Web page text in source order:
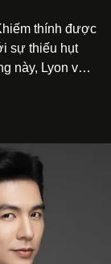
thính được
sự thiếu hụt
này, Lyon và
tên Lắng